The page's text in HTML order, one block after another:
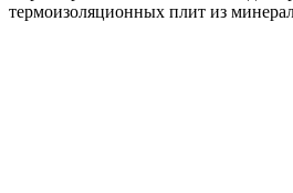
термоизоляционных плит из